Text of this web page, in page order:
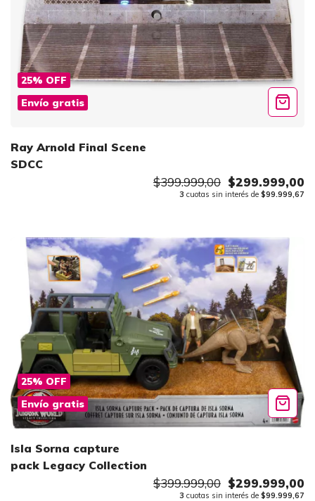
25% OFF
Envío gratis
Ray Arnold Final Scene
SDCC
$399.999,00 $299.999,00
3 cuotas sin interés de $99.999,67
25% OFF
Envío gratis
Isla Sorna capture
pack Legacy Collection
$399.999,00 $299.999,00
3 cuotas sin interés de $99.999,67